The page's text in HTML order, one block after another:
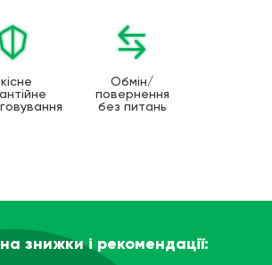
Обмін/
повернення
без питань
знижки і рекомендації: